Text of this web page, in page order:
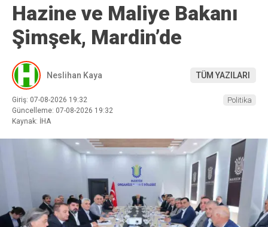
Hazine ve Maliye Bakanı
Şimşek, Mardin’de
Neslihan Kaya TÜM YAZILARI
Giriş: 07-08-2026 19:32
Güncelleme: 07-08-2026 19:32
Kaynak: İHA
Politika